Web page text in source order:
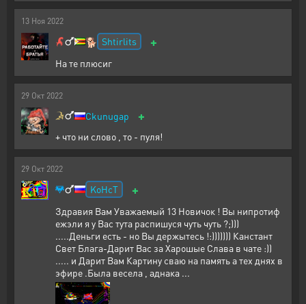
13 Ноя 2022
🐕 Shtirlits +
На те плюсиг
29 Окт 2022
Ckunugap +
+ что ни слово , то - пуля!
29 Окт 2022
KoHcT +
Здравия Вам Уважаемый 13 Новичок ! Вы нипротиф
ежэли я у Вас тута распишуся чуть чуть ?;)))
.....Деньги есть - но Вы держытесь !:))))))) Канстант
Свет Блага-Дарит Вас за Харошые Слава в чате :))
..... и Дарит Вам Картину сваю на память а тех днях в
эфире .Была весела , аднака ...